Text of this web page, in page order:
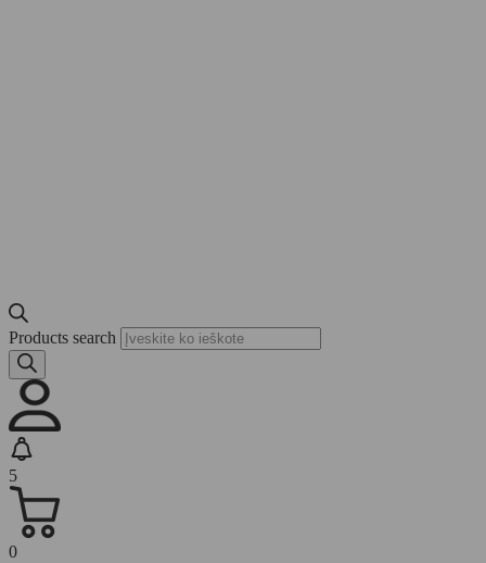
Products search
5
0